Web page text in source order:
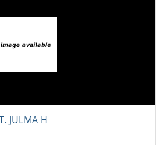
JULMA H